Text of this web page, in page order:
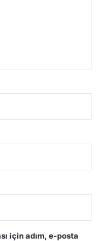
için adım, e-posta